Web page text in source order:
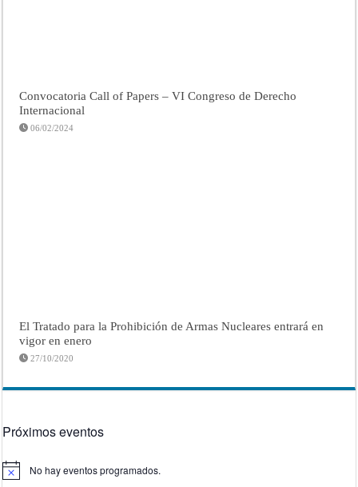
Convocatoria Call of Papers – VI Congreso de Derecho
Internacional
06/02/2024
El Tratado para la Prohibición de Armas Nucleares entrará en
vigor en enero
27/10/2020
Próximos eventos
Aviso No hay eventos programados.